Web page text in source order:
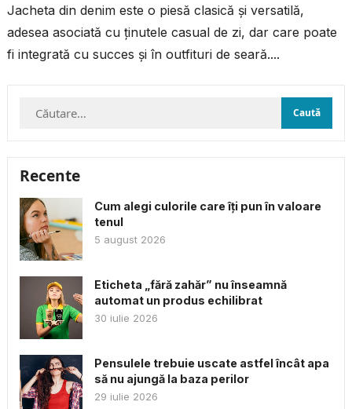
Jacheta din denim este o piesă clasică și versatilă,
adesea asociată cu ținutele casual de zi, dar care poate
fi integrată cu succes și în outfituri de seară....
Caută
Recente
Cum alegi culorile care îți pun în valoare
tenul
5 august 2026
Eticheta „fără zahăr” nu înseamnă
automat un produs echilibrat
30 iulie 2026
Pensulele trebuie uscate astfel încât apa
să nu ajungă la baza perilor
29 iulie 2026